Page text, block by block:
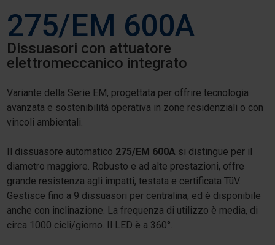
275/EM 600A
Dissuasori con attuatore
elettromeccanico integrato
Variante della Serie EM, progettata per offrire tecnologia
avanzata e sostenibilità operativa in zone residenziali o con
vincoli ambientali.
Il dissuasore automatico 275/EM 600A si distingue per il
diametro maggiore. Robusto e ad alte prestazioni, offre
grande resistenza agli impatti, testata e certificata TüV.
Gestisce fino a 9 dissuasori per centralina, ed è disponibile
anche con inclinazione. La frequenza di utilizzo è media, di
circa 1000 cicli/giorno. Il LED è a 360°.